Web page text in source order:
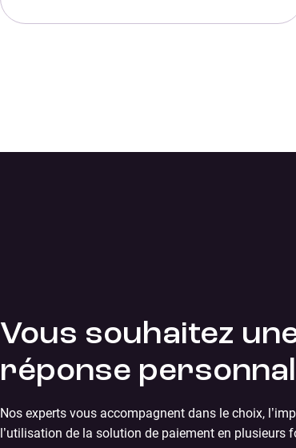
Vous souhaitez
réponse
Nos experts vous accompagnent dans le choix,
l’utilisation de la solution de paiement en plusieurs